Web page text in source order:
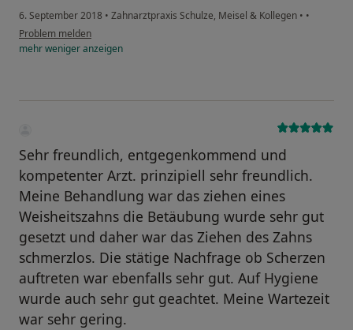
6. September 2018 • Zahnarztpraxis Schulze, Meisel & Kollegen • •
Problem melden
mehrwenigeranzeigen
Sehr freundlich, entgegenkommend und
kompetenter Arzt. prinzipiell sehr freundlich.
Meine Behandlung war das ziehen eines
Weisheitszahns die Betäubung wurde sehr gut
gesetzt und daher war das Ziehen des Zahns
schmerzlos. Die stätige Nachfrage ob Scherzen
auftreten war ebenfalls sehr gut. Auf Hygiene
wurde auch sehr gut geachtet. Meine Wartezeit
war sehr gering.